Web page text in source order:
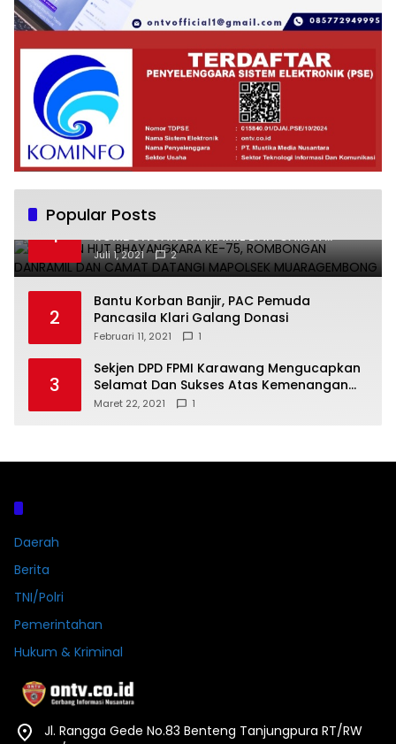
Popular Posts
1
UCAPKAN HUT BHAYANGKARA KE-75,
ROMBONGAN DANRAMIL DAN CAMAT
DATANGI MAPOLSEK MUARAGEMBONG
Juli 1, 2021 2
2
Bantu Korban Banjir, PAC Pemuda
Pancasila Klari Galang Donasi
Februari 11, 2021 1
3
Sekjen DPD FPMI Karawang Mengucapkan
Selamat Dan Sukses Atas Kemenangan
Calon Kades Dayeuhluhur H.Sapin
Maret 22, 2021 1
Daerah
Berita
TNI/Polri
Pemerintahan
Hukum & Kriminal
Jl. Rangga Gede No.83 Benteng Tanjungpura RT/RW